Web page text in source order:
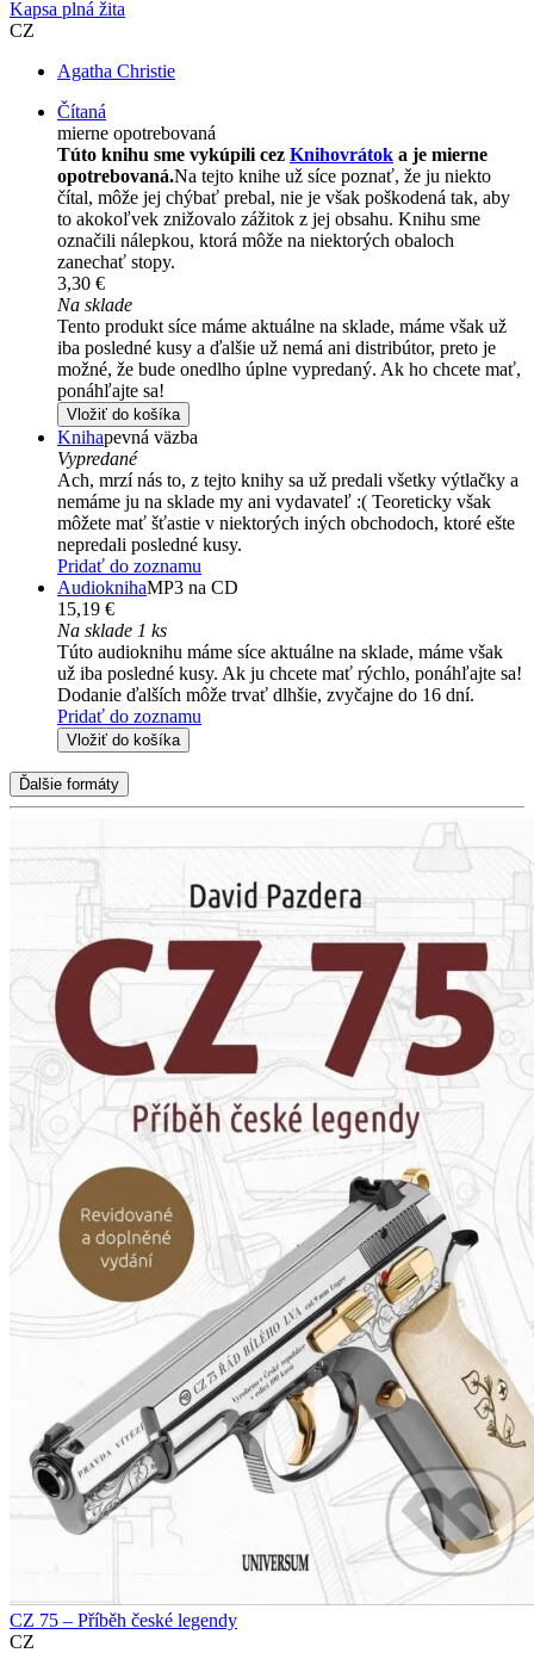
Kapsa plná žita
CZ
Agatha Christie
Čítaná
mierne opotrebovaná
Túto knihu sme vykúpili cez Knihovrátok a je mierne
opotrebovaná.Na tejto knihe už síce poznať, že ju niekto
čítal, môže jej chýbať prebal, nie je však poškodená tak, aby
to akokoľvek znižovalo zážitok z jej obsahu. Knihu sme
označili nálepkou, ktorá môže na niektorých obaloch
zanechať stopy.
3,30 €
Na sklade
Tento produkt síce máme aktuálne na sklade, máme však už
iba posledné kusy a ďalšie už nemá ani distribútor, preto je
možné, že bude onedlho úplne vypredaný. Ak ho chcete mať,
ponáhľajte sa!
Vložiť do košíka
Knihapevná väzba
Vypredané
Ach, mrzí nás to, z tejto knihy sa už predali všetky výtlačky a
nemáme ju na sklade my ani vydavateľ :( Teoreticky však
môžete mať šťastie v niektorých iných obchodoch, ktoré ešte
nepredali posledné kusy.
Pridať do zoznamu
AudioknihaMP3 na CD
15,19 €
Na sklade 1 ks
Túto audioknihu máme síce aktuálne na sklade, máme však
už iba posledné kusy. Ak ju chcete mať rýchlo, ponáhľajte sa!
Dodanie ďalších môže trvať dlhšie, zvyčajne do 16 dní.
Pridať do zoznamu
Vložiť do košíka
Ďalšie formáty
CZ 75 – Příběh české legendy
CZ